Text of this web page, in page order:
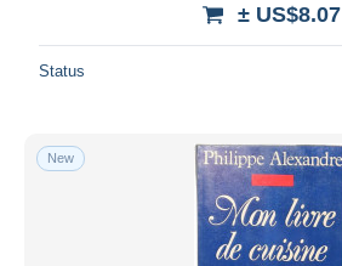
± US$8.07
Status
New